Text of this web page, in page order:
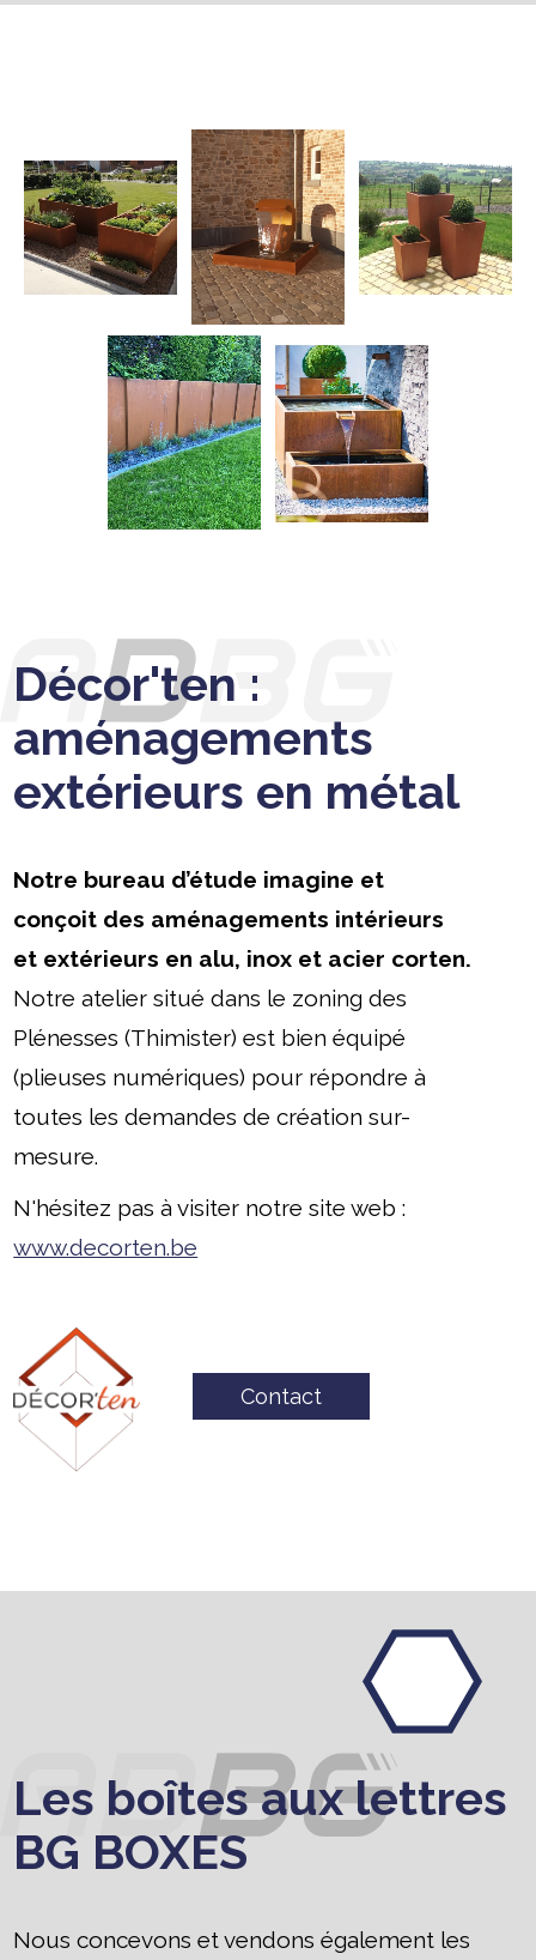
Décor'ten :
aménagements
extérieurs en métal
Notre bureau d’étude imagine et
conçoit des aménagements intérieurs
et extérieurs en alu, inox et acier corten.
Notre atelier situé dans le zoning des
Plénesses (Thimister) est bien équipé
(plieuses numériques) pour répondre à
toutes les demandes de création sur-
mesure.
N'hésitez pas à visiter notre site web :
www.decorten.be
Contact
Les boîtes aux lettres
BG BOXES
Nous concevons et vendons également les